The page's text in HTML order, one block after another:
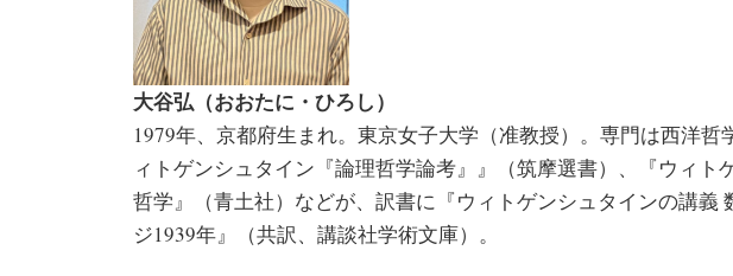
大谷弘（おおたに・ひろし）
1979年、京都府生まれ。東京女子大学（准教授）。専門は西洋哲
ィトゲンシュタイン『論理哲学論考』』（筑摩選書）、『ウィト
哲学』（青土社）などが、訳書に『ウィトゲンシュタインの講義
ジ1939年』（共訳、講談社学術文庫）。